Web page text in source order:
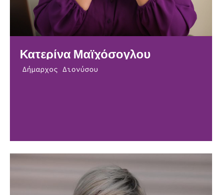
Κατερίνα Μαϊχόσογλου
Δήμαρχος Διονύσου